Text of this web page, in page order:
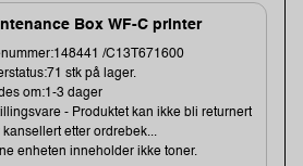
Box WF-C printer
/C13T671600
stk på lager.
om:1-3 dager
- Produktet kan ikke bli returnert
kansellert etter ordrebek...
enheten inneholder ikke toner.